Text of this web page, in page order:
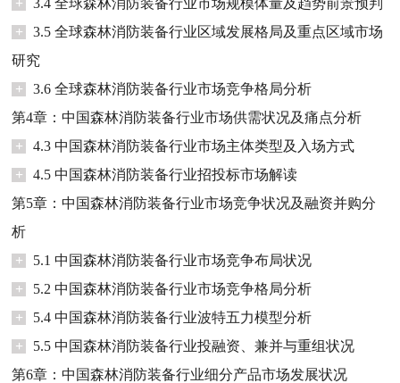
+
3.5 全球森林消防装备行业区域发展格局及重点区域市场
研究
+
3.6 全球森林消防装备行业市场竞争格局分析
第4章：中国森林消防装备行业市场供需状况及痛点分析
+
4.3 中国森林消防装备行业市场主体类型及入场方式
+
4.5 中国森林消防装备行业招投标市场解读
第5章：中国森林消防装备行业市场竞争状况及融资并购分
析
+
5.1 中国森林消防装备行业市场竞争布局状况
+
5.2 中国森林消防装备行业市场竞争格局分析
+
5.4 中国森林消防装备行业波特五力模型分析
+
5.5 中国森林消防装备行业投融资、兼并与重组状况
第6章：中国森林消防装备行业细分产品市场发展状况